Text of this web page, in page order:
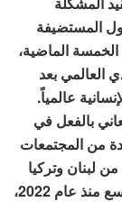
المستضيفة
الماضية،
العالمي بعد
عالمياً.
بالفعل في
من المجتمعات
لبنان وتركيا
بالفعل بترحيل اللاجئين السوريين على نطاق واسع منذ عام 2022،